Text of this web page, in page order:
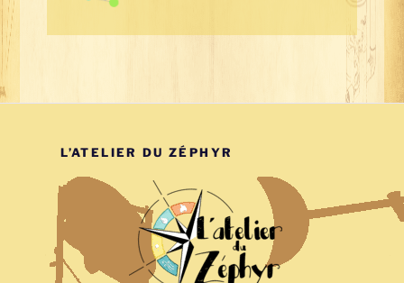
L’ATELIER DU ZÉPHYR